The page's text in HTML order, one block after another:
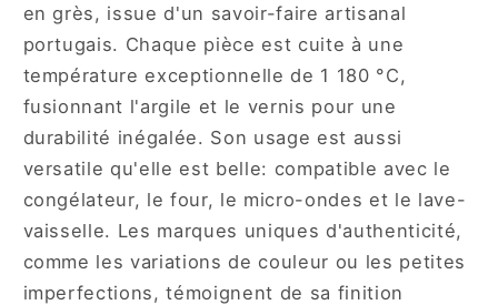
en grès, issue d'un savoir-faire artisanal
portugais. Chaque pièce est cuite à une
température exceptionnelle de 1 180 °C,
fusionnant l'argile et le vernis pour une
durabilité inégalée. Son usage est aussi
versatile qu'elle est belle: compatible avec le
congélateur, le four, le micro-ondes et le lave-
vaisselle. Les marques uniques d'authenticité,
comme les variations de couleur ou les petites
imperfections, témoignent de sa finition